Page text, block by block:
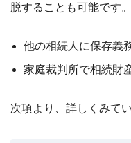
脱することも可能です。
他の相続人に保存義
家庭裁判所で相続財
次項より、詳しくみて